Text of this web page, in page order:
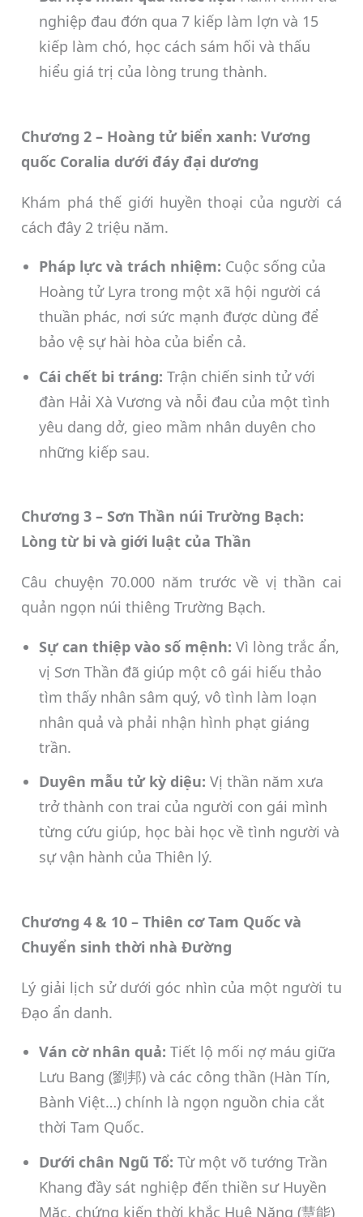
nghiệp đau đớn qua 7 kiếp làm lợn và 15
kiếp làm chó, học cách sám hối và thấu
hiểu giá trị của lòng trung thành.
Chương 2 – Hoàng tử biển xanh: Vương
quốc Coralia dưới đáy đại dương
Khám phá thế giới huyền thoại của người cá
cách đây 2 triệu năm.
Pháp lực và trách nhiệm: Cuộc sống của
Hoàng tử Lyra trong một xã hội người cá
thuần phác, nơi sức mạnh được dùng để
bảo vệ sự hài hòa của biển cả.
Cái chết bi tráng: Trận chiến sinh tử với
đàn Hải Xà Vương và nỗi đau của một tình
yêu dang dở, gieo mầm nhân duyên cho
những kiếp sau.
Chương 3 – Sơn Thần núi Trường Bạch:
Lòng từ bi và giới luật của Thần
Câu chuyện 70.000 năm trước về vị thần cai
quản ngọn núi thiêng Trường Bạch.
Sự can thiệp vào số mệnh:Vì lòng trắc ẩn,
vị Sơn Thần đã giúp một cô gái hiếu thảo
tìm thấy nhân sâm quý, vô tình làm loạn
nhân quả và phải nhận hình phạt giáng
trần.
Duyên mẫu tử kỳ diệu: Vị thần năm xưa
trở thành con trai của người con gái mình
từng cứu giúp, học bài học về tình người và
sự vận hành của Thiên lý.
Chương 4 & 10 – Thiên cơ Tam Quốc và
Chuyển sinh thời nhà Đường
Lý giải lịch sử dưới góc nhìn của một người tu
Đạo ẩn danh.
Ván cờ nhân quả: Tiết lộ mối nợ máu giữa
Lưu Bang (劉邦) và các công thần (Hàn Tín,
Bành Việt…) chính là ngọn nguồn chia cắt
thời Tam Quốc.
Dưới chân Ngũ Tổ: Từ một võ tướng Trần
Khang đầy sát nghiệp đến thiền sư Huyền
Mặc, chứng kiến thời khắc Huệ Năng (慧能)